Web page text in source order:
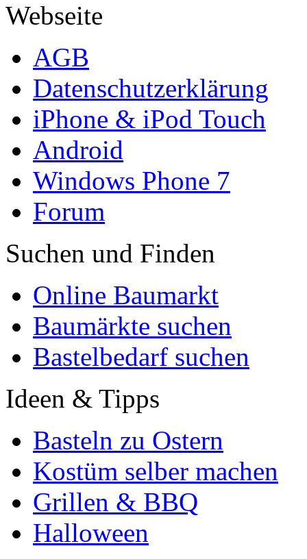
Webseite
AGB
Datenschutzerklärung
iPhone & iPod Touch
Android
Windows Phone 7
Forum
Suchen und Finden
Online Baumarkt
Baumärkte suchen
Bastelbedarf suchen
Ideen & Tipps
Basteln zu Ostern
Kostüm selber machen
Grillen & BBQ
Halloween